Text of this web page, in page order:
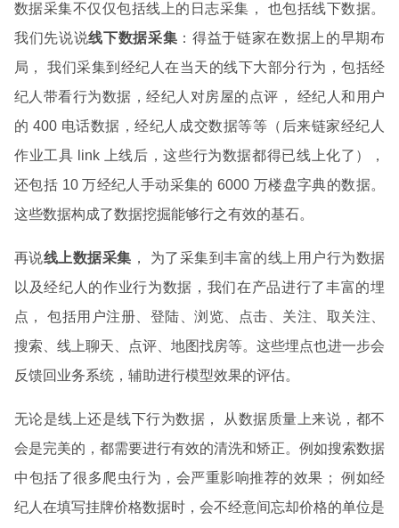
数据采集不仅仅包括线上的日志采集， 也包括线下数据。
我们先说说线下数据采集 ：得益于链家在数据上的早期布
局， 我们采集到经纪人在当天的线下大部分行为，包括经
纪人带看行为数据，经纪人对房屋的点评， 经纪人和用户
的 400 电话数据，经纪人成交数据等等（后来链家经纪人
作业工具 link 上线后，这些行为数据都得已线上化了），
还包括 10 万经纪人手动采集的 6000 万楼盘字典的数据。
这些数据构成了数据挖掘能够行之有效的基石。
再说线上数据采集 ， 为了采集到丰富的线上用户行为数据
以及经纪人的作业行为数据，我们在产品进行了丰富的埋
点， 包括用户注册、登陆、浏览、点击、关注、取关注、
搜索、线上聊天、点评、地图找房等。这些埋点也进一步会
反馈回业务系统，辅助进行模型效果的评估。
无论是线上还是线下行为数据， 从数据质量上来说，都不
会是完美的，都需要进行有效的清洗和矫正。例如搜索数据
中包括了很多爬虫行为，会严重影响推荐的效果； 例如经
纪人在填写挂牌价格数据时，会不经意间忘却价格的单位是